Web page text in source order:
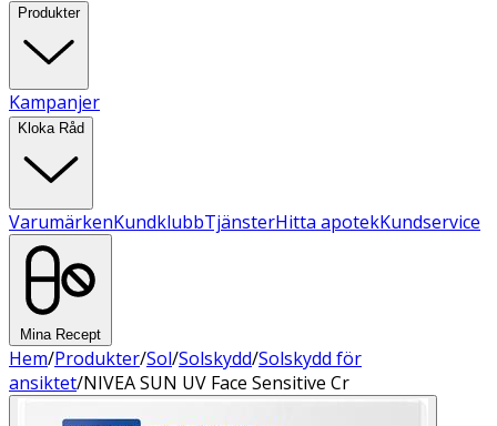
Produkter
Kampanjer
Kloka Råd
VarumärkenKundklubbTjänsterHitta apotekKundservice
Mina Recept
Hem/Produkter/Sol/Solskydd/Solskydd för
ansiktet/NIVEA SUN UV Face Sensitive Cr